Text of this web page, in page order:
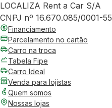
LOCALIZA Rent a Car S/A
CNPJ nº 16.670.085/0001-55
Financiamento
Parcelamento no cartão
Carro na troca
Tabela Fipe
Carro Ideal
Venda para lojistas
Quem somos
Nossas lojas